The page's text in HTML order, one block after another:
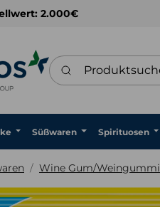
2.000€
Produktsuche
Süßwaren Spirituosen
Wine Gum/Weingummi